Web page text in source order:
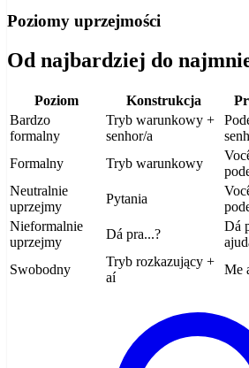
Poziomy uprzejmości
Od najbardziej do
Poziom Konstrukcja
Bardzo
formalny
Tryb warunkowy +
senhor/a
Formalny
Tryb warunkowy
Neutralnie
uprzejmy
Pytania
Nieformalnie
uprzejmy
Dá pra...?
Dá
Swobodny
Tryb rozkazujący +
aí
Me